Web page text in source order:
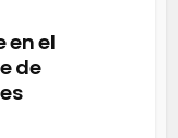
en el
de